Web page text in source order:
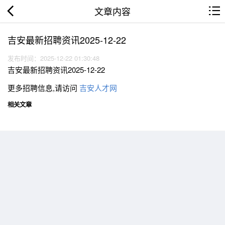
文章内容
吉安最新招聘资讯2025-12-22
发布时间：2025-12-22 01:30:48
吉安最新招聘资讯2025-12-22
更多招聘信息,请访问 吉安人才网
相关文章